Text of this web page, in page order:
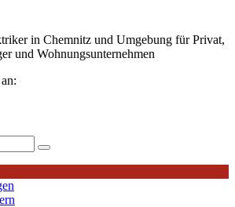
in Chemnitz und Umgebung für Privat,
und Wohnungsunternehmen